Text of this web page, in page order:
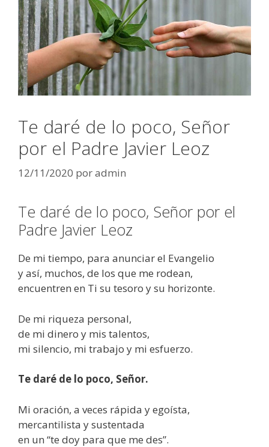
Te daré de lo poco, Señor
por el Padre Javier Leoz
12/11/2020 poradmin
Te daré de lo poco, Señor por el
Padre Javier Leoz
De mi tiempo, para anunciar el Evangelio
y así, muchos, de los que me rodean,
encuentren en Ti su tesoro y su horizonte.
De mi riqueza personal,
de mi dinero y mis talentos,
mi silencio, mi trabajo y mi esfuerzo.
Te daré de lo poco, Señor.
Mi oración, a veces rápida y egoísta,
mercantilista y sustentada
en un “te doy para que me des”.